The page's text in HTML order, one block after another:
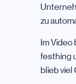
zu
Im
festhing
blieb